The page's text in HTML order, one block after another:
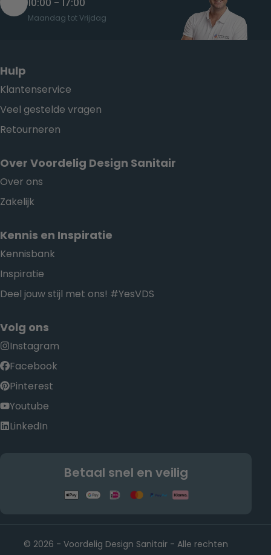
Maandag tot Vrijdag
Hulp
Klantenservice
Veel gestelde vragen
Retourneren
Over Voordelig Design Sanitair
Over ons
Zakelijk
Kennis en Inspiratie
Kennisbank
Inspiratie
Deel jouw stijl met ons! #YesVDS
Volg ons
Instagram
Facebook
Pinterest
Youtube
LinkedIn
Betaal snel en veilig
© 2026 - Voordelig Design Sanitair - Alle rechten